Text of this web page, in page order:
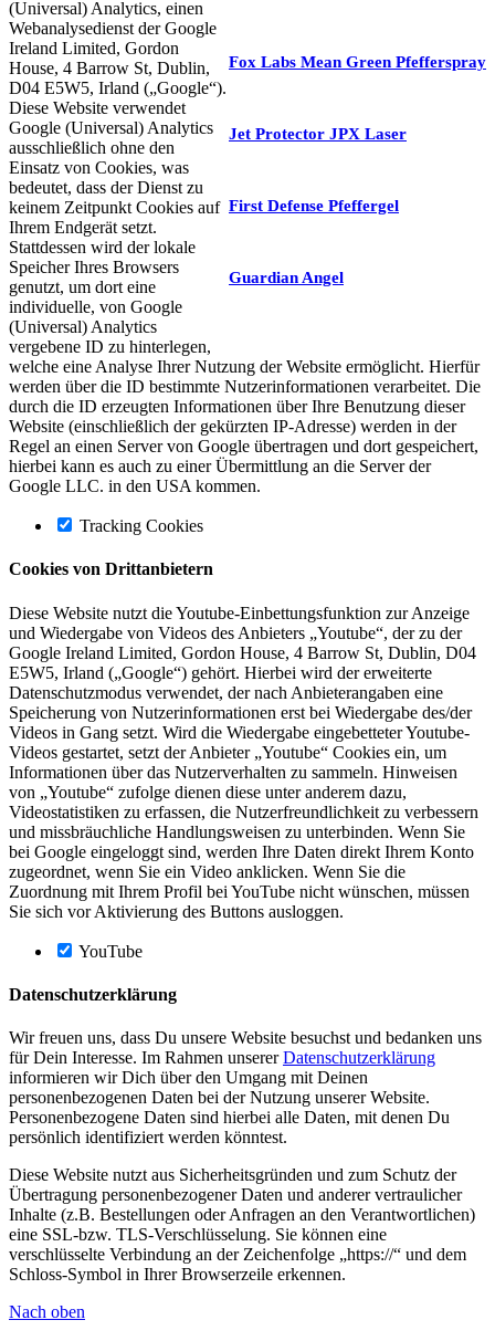
Fox Labs Mean Green Pfefferspray
Jet Protector JPX Laser
First Defense Pfeffergel
Guardian Angel
(Universal) Analytics, einen
Webanalysedienst der Google
Ireland Limited, Gordon
House, 4 Barrow St, Dublin,
D04 E5W5, Irland („Google“).
Diese Website verwendet
Google (Universal) Analytics
ausschließlich ohne den
Einsatz von Cookies, was
bedeutet, dass der Dienst zu
keinem Zeitpunkt Cookies auf
Ihrem Endgerät setzt.
Stattdessen wird der lokale
Speicher Ihres Browsers
genutzt, um dort eine
individuelle, von Google
(Universal) Analytics
vergebene ID zu hinterlegen,
welche eine Analyse Ihrer Nutzung der Website ermöglicht. Hierfür
werden über die ID bestimmte Nutzerinformationen verarbeitet. Die
durch die ID erzeugten Informationen über Ihre Benutzung dieser
Website (einschließlich der gekürzten IP-Adresse) werden in der
Regel an einen Server von Google übertragen und dort gespeichert,
hierbei kann es auch zu einer Übermittlung an die Server der
Google LLC. in den USA kommen.
Tracking Cookies
Cookies von Drittanbietern
Diese Website nutzt die Youtube-Einbettungsfunktion zur Anzeige
und Wiedergabe von Videos des Anbieters „Youtube“, der zu der
Google Ireland Limited, Gordon House, 4 Barrow St, Dublin, D04
E5W5, Irland („Google“) gehört. Hierbei wird der erweiterte
Datenschutzmodus verwendet, der nach Anbieterangaben eine
Speicherung von Nutzerinformationen erst bei Wiedergabe des/der
Videos in Gang setzt. Wird die Wiedergabe eingebetteter Youtube-
Videos gestartet, setzt der Anbieter „Youtube“ Cookies ein, um
Informationen über das Nutzerverhalten zu sammeln. Hinweisen
von „Youtube“ zufolge dienen diese unter anderem dazu,
Videostatistiken zu erfassen, die Nutzerfreundlichkeit zu verbessern
und missbräuchliche Handlungsweisen zu unterbinden. Wenn Sie
bei Google eingeloggt sind, werden Ihre Daten direkt Ihrem Konto
zugeordnet, wenn Sie ein Video anklicken. Wenn Sie die
Zuordnung mit Ihrem Profil bei YouTube nicht wünschen, müssen
Sie sich vor Aktivierung des Buttons ausloggen.
YouTube
Datenschutzerklärung
Wir freuen uns, dass Du unsere Website besuchst und bedanken uns
für Dein Interesse. Im Rahmen unsererDatenschutzerklärung
informieren wir Dich über den Umgang mit Deinen
personenbezogenen Daten bei der Nutzung unserer Website.
Personenbezogene Daten sind hierbei alle Daten, mit denen Du
persönlich identifiziert werden könntest.
Diese Website nutzt aus Sicherheitsgründen und zum Schutz der
Übertragung personenbezogener Daten und anderer vertraulicher
Inhalte (z.B. Bestellungen oder Anfragen an den Verantwortlichen)
eine SSL-bzw. TLS-Verschlüsselung. Sie können eine
verschlüsselte Verbindung an der Zeichenfolge „https://“ und dem
Schloss-Symbol in Ihrer Browserzeile erkennen.
Nach oben